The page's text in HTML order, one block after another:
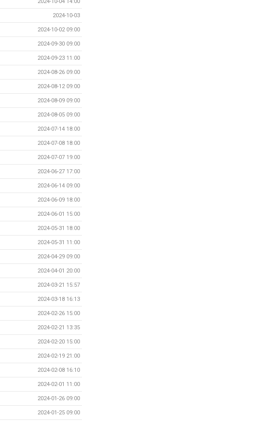
2024-10-03
2024-10-02 09:00
2024-09-30 09:00
2024-09-23 11:00
2024-08-26 09:00
2024-08-12 09:00
2024-08-09 09:00
2024-08-05 09:00
2024-07-14 18:00
2024-07-08 18:00
2024-07-07 19:00
2024-06-27 17:00
2024-06-14 09:00
2024-06-09 18:00
2024-06-01 15:00
2024-05-31 18:00
2024-05-31 11:00
2024-04-29 09:00
2024-04-01 20:00
2024-03-21 15:57
2024-03-18 16:13
2024-02-26 15:00
2024-02-21 13:35
2024-02-20 15:00
2024-02-19 21:00
2024-02-08 16:10
2024-02-01 11:00
2024-01-26 09:00
2024-01-25 09:00